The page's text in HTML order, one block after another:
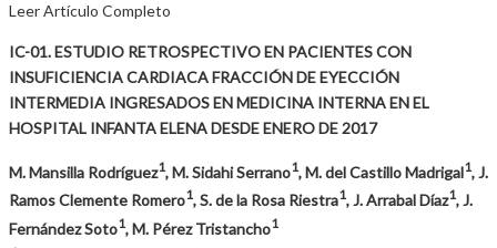
Leer Artículo Completo
IC-01. ESTUDIO RETROSPECTIVO EN PACIENTES CON
INSUFICIENCIA CARDIACA FRACCIÓN DE EYECCIÓN
INTERMEDIA INGRESADOS EN MEDICINA INTERNA EN EL
HOSPITAL INFANTA ELENA DESDE ENERO DE 2017
M. Mansilla Rodríguez1, M. Sidahi Serrano1, M. del Castillo Madrigal1, J.
Ramos Clemente Romero1, S. de la Rosa Riestra1, J. Arrabal Díaz1, J.
Fernández Soto1, M. Pérez Tristancho1